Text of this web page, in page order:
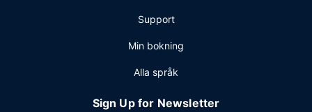
Support
Min bokning
Alla språk
Sign Up for Newsletter